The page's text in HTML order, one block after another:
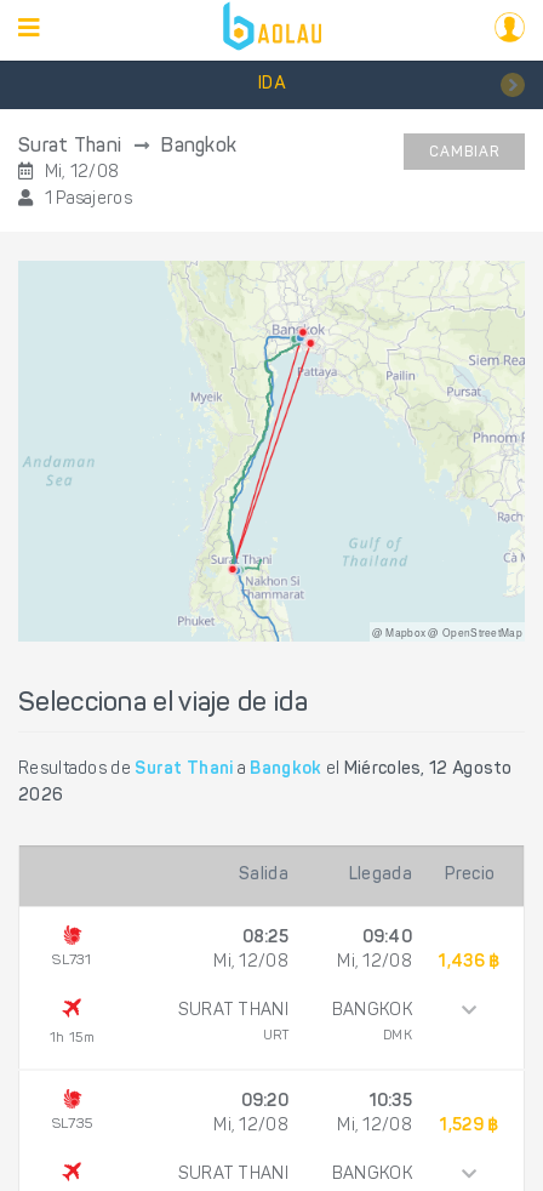
IDA
Surat Thani Bangkok
Mi, 12/08
1 Pasajeros
CAMBIAR
@ Mapbox @ OpenStreetMap
Selecciona el viaje de ida
Resultados de Surat Thani a Bangkok el
Miércoles, 12 Agosto
2026
Salida Llegada Precio
SL731
1h 15m
08:25
Mi, 12/08
SURAT THANI
URT
09:40
Mi, 12/08
BANGKOK
DMK
1,436 ฿
SL735
09:20
Mi, 12/08
SURAT THANI
10:35
Mi, 12/08
BANGKOK
1,529 ฿